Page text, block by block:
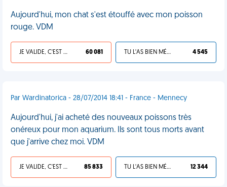
Aujourd'hui, mon chat s'est étouffé avec mon poisson
rouge. VDM
JE VALIDE, C'EST UNE VDM 60 081 TU L'AS BIEN MÉRITÉ 4 545
Par Wardinatorica - 28/07/2014 18:41 - France - Mennecy
Aujourd'hui, j'ai acheté des nouveaux poissons très
onéreux pour mon aquarium. Ils sont tous morts avant
que j'arrive chez moi. VDM
JE VALIDE, C'EST UNE VDM 85 833 TU L'AS BIEN MÉRITÉ 12 344